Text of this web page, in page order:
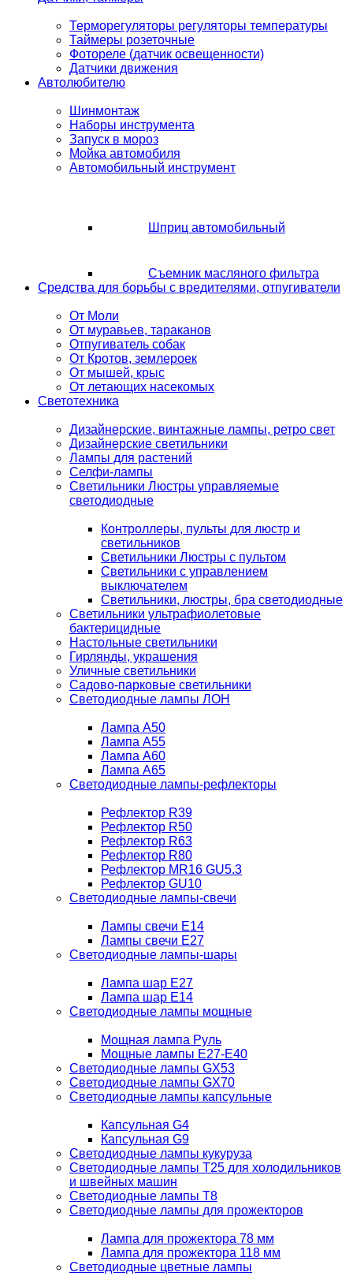
Терморегуляторы регуляторы температуры
Таймеры розеточные
Фотореле (датчик освещенности)
Датчики движения
Автолюбителю
Шинмонтаж
Наборы инструмента
Запуск в мороз
Мойка автомобиля
Автомобильный инструмент
Шприц автомобильный
Съемник масляного фильтра
Средства для борьбы с вредителями, отпугиватели
От Моли
От муравьев, тараканов
Отпугиватель собак
От Кротов, землероек
От мышей, крыс
От летающих насекомых
Светотехника
Дизайнерские, винтажные лампы, ретро свет
Дизайнерские светильники
Лампы для растений
Селфи-лампы
Светильники Люстры управляемые
светодиодные
Контроллеры, пульты для люстр и
светильников
Светильники Люстры с пультом
Светильники с управлением
выключателем
Светильники, люстры, бра светодиодные
Светильники ультрафиолетовые
бактерицидные
Настольные светильники
Гирлянды, украшения
Уличные светильники
Садово-парковые светильники
Светодиодные лампы ЛОН
Лампа A50
Лампа A55
Лампа A60
Лампа A65
Светодиодные лампы-рефлекторы
Рефлектор R39
Рефлектор R50
Рефлектор R63
Рефлектор R80
Рефлектор MR16 GU5.3
Рефлектор GU10
Светодиодные лампы-свечи
Лампы свечи Е14
Лампы свечи Е27
Светодиодные лампы-шары
Лампа шар E27
Лампа шар Е14
Светодиодные лампы мощные
Мощная лампа Руль
Мощные лампы E27-E40
Светодиодные лампы GX53
Светодиодные лампы GX70
Светодиодные лампы капсульные
Капсульная G4
Капсульная G9
Светодиодные лампы кукуруза
Светодиодные лампы T25 для холодильников
и швейных машин
Светодиодные лампы T8
Светодиодные лампы для прожекторов
Лампа для прожектора 78 мм
Лампа для прожектора 118 мм
Светодиодные цветные лампы